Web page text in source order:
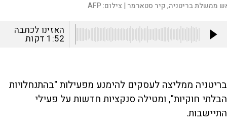
ממשלת בריטניה, קיר סטארמר | צילום:AFP
האזינו לכתבה
1:52 דקות
בריטניה ממליצה לעסקים להימנע מפעילות "בהתנחלויות
הבלתי חוקיות", ומטילה סנקציות חדשות על פעילי
התיישבות.